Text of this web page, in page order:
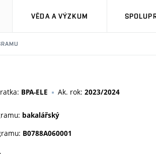
VĚDA A VÝZKUM
BPA-ELE Ak. rok: 2023/2024
bakalářský
B0788A060001